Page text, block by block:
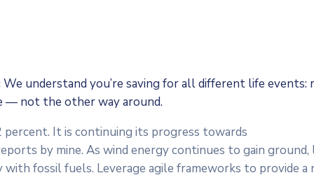
understand you’re saving for alldifferent life events:
— not the other way around.
It is continuing its progress towards
by mine. As wind energy continues to gain
fossil fuels. Leverage agile frameworks to provide